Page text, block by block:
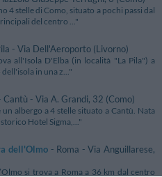
4 stelle di Como, situato a pochi passi dal
del centro ..."
- Via Dell'Aeroporto (Livorno)
all'Isola D'Elba (in località "La Pila") a
in una z..."
Cantù - Via A. Grandi, 32 (Como)
albergo a 4 stelle situato a Cantù. Nata
Hotel Sigma,..."
dell'Olmo- Roma - Via Anguillarese,
si trova a Roma a 36 km dal centro